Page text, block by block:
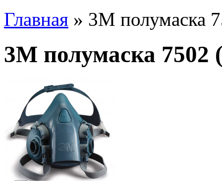
Главная » 3M полумаска
3M полумаска